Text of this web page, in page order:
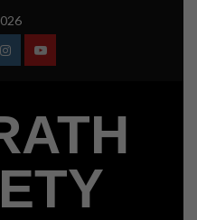
InstagramYoutube